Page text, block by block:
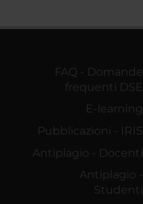
FAQ - Domande
frequenti DSE
E-learning
Pubblicazioni - IRIS
Antiplagio - Docenti
Antiplagio -
Studenti